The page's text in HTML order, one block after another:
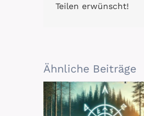
Teilen erwünscht!
Ähnliche Beiträge